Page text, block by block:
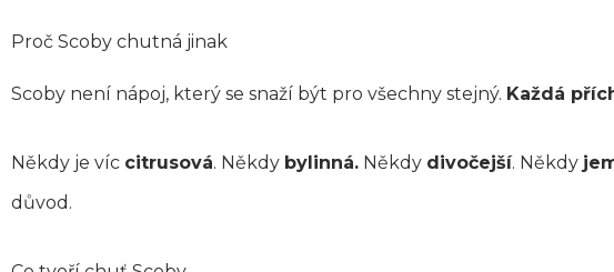
Proč Scoby chutná jinak
Scoby není nápoj, který se snaží být pro všechny stejný. Každá
Někdy je víc citrusová. Někdy bylinná. Někdy divočejší. Někdy
důvod.